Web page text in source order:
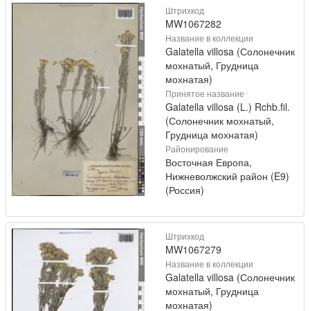
Штрихкод
MW1067282
Название в коллекции
Galatella villosa (Солонечник
мохнатый, Грудница
мохнатая)
Принятое название
Galatella villosa (L.) Rchb.fil.
(Солонечник мохнатый,
Грудница мохнатая)
Районирование
Восточная Европа,
Нижневолжский район (E9)
(Россия)
Штрихкод
MW1067279
Название в коллекции
Galatella villosa (Солонечник
мохнатый, Грудница
мохнатая)